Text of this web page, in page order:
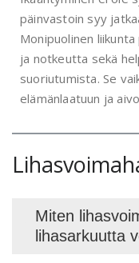
päinvastoin syy
Monipuolinen
ja notkeutta sekä
suoriutumista. Se
elämänlaatuun ja
Miten
lihasarkuutta